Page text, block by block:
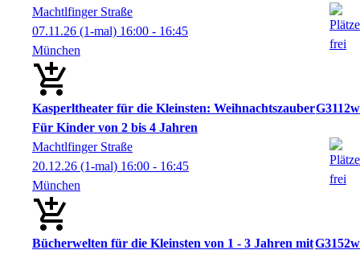
Machtlfinger Straße
07.11.26 (1-mal) 16:00 - 16:45
München
Kasperltheater für die Kleinsten: Weihnachtszauber
Für Kinder von 2 bis 4 Jahren
G3112w
Machtlfinger Straße
20.12.26 (1-mal) 16:00 - 16:45
München
Bücherwelten für die Kleinsten von 1 - 3 Jahren mitG3152w